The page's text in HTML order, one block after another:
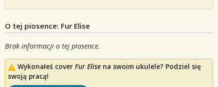
O tej piosence: Fur Elise
Brak informacji o tej piosence.
Wykonałeś cover Fur Elise na swoim ukulele? Podziel się
swoją pracą!